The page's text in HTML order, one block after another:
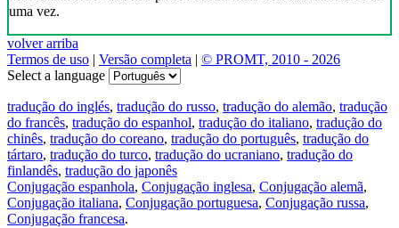
uma vez.
volver arriba
Termos de uso | Versão completa | © PROMT, 2010 - 2026
Select a language
tradução do inglés, tradução do russo, tradução do alemão, tradução
do francês, tradução do espanhol, tradução do italiano, tradução do
chinês, tradução do coreano, tradução do português, tradução do
tártaro, tradução do turco, tradução do ucraniano, tradução do
finlandês, tradução do japonês
Conjugação espanhola, Conjugação inglesa, Conjugação alemã,
Conjugação italiana, Conjugação portuguesa, Conjugação russa,
Conjugação francesa.